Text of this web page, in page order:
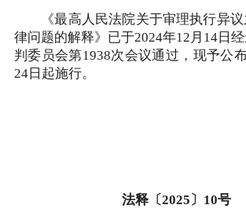
《最高人民法院关于审理执行异议
律问题的解释》已于2024年12月14日
判委员会第1938次会议通过，现予公
24日起施行。
法释〔2025〕10号